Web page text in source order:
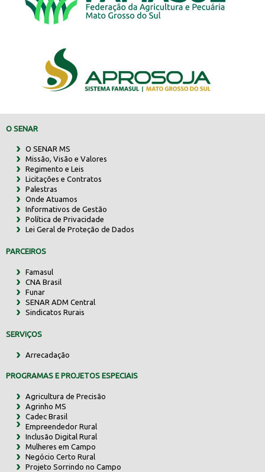
O SENAR
O SENAR MS
Missão, Visão e Valores
Regimento e Leis
Licitações e Contratos
Palestras
Onde Atuamos
Informativos de Gestão
Política de Privacidade
Lei Geral de Proteção de Dados
PARCEIROS
Famasul
CNA Brasil
Funar
SENAR ADM Central
Sindicatos Rurais
SERVIÇOS
Arrecadação
PROGRAMAS E PROJETOS ESPECIAIS
Agricultura de Precisão
Agrinho MS
Cadec Brasil
Empreendedor Rural
Inclusão Digital Rural
Mulheres em Campo
Negócio Certo Rural
Projeto Sorrindo no Campo